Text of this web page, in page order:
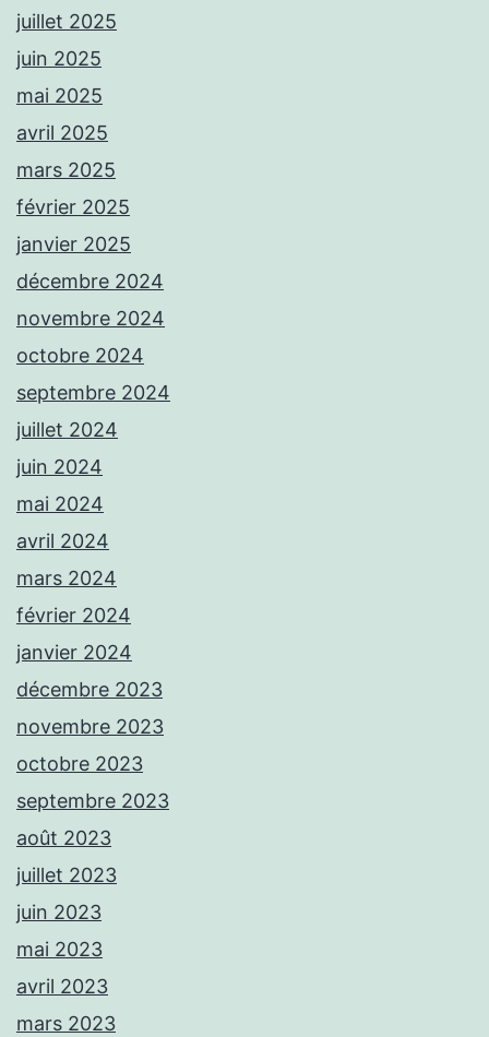
juillet 2025
juin 2025
mai 2025
avril 2025
mars 2025
février 2025
janvier 2025
décembre 2024
novembre 2024
octobre 2024
septembre 2024
juillet 2024
juin 2024
mai 2024
avril 2024
mars 2024
février 2024
janvier 2024
décembre 2023
novembre 2023
octobre 2023
septembre 2023
août 2023
juillet 2023
juin 2023
mai 2023
avril 2023
mars 2023